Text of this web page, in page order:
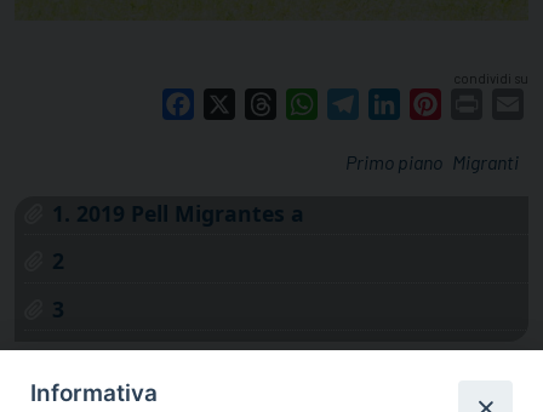
condividi su
Facebook ThreadsWhatsAppTelegramLinkedIn
Migranti
Primo piano
1. 2019 Pell Migrantes a
2
3
Informativa